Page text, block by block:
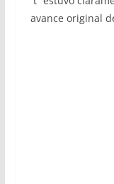
avance original